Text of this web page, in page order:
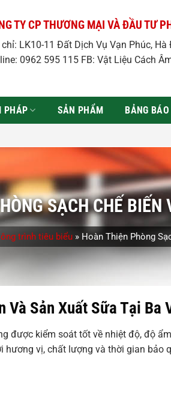
TY CP THƯƠNG MẠI VÀ ĐẦU TƯ
LK10-11 Đất Dịch Vụ Vạn Phúc, Hà
0962 595 115 FB: Vật Liệu Cách
PHÁP SẢN PHẨM BẢNG
SẠCH CHẾ
trình tiêu biểu» Hoàn Thiện Phòng
Và Sản Xuất Sữa Tại Ba
được kiểm soát tốt về nhiệt độ, độ
vị, chất lượng và thời gian bảo